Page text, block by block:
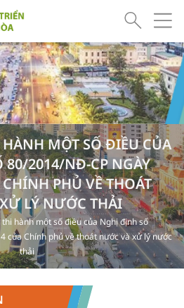
MỘT SỐ ĐIỀU CỦA
80/2014/NĐ-CP NGÀY
PHỦ VỀ THOÁT
LÝ NƯỚC THẢI
hành một số điều của Nghị định số
của Chính phủ về thoát nước và xử lý nước
thải